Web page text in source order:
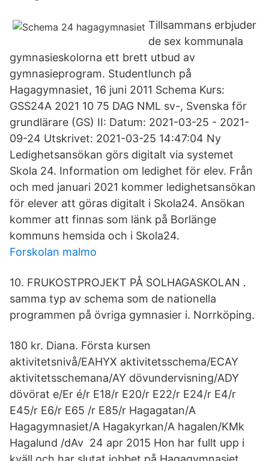
Tillsammans erbjuder
de sex kommunala
gymnasieskolorna ett brett utbud av
gymnasieprogram. Studentlunch på
Hagagymnasiet, 16 juni 2011 Schema Kurs:
GSS24A 2021 10 75 DAG NML sv-, Svenska för
grundlärare (GS) II: Datum: 2021-03-25 - 2021-
09-24 Utskrivet: 2021-03-25 14:47:04 Ny
Ledighetsansökan görs digitalt via systemet
Skola 24. Information om ledighet för elev. Från
och med januari 2021 kommer ledighetsansökan
för elever att göras digitalt i Skola24. Ansökan
kommer att finnas som länk på Borlänge
kommuns hemsida och i Skola24.
Forskolan malmo
10. FRUKOSTPROJEKT PÅ SOLHAGASKOLAN .
samma typ av schema som de nationella
programmen på övriga gymnasier i. Norrköping.
180 kr. Diana. Första kursen
aktivitetsnivå/EAHYX aktivitetsschema/ECAY
aktivitetsschemana/AY dövundervisning/ADY
dövörat e/Er é/r E18/r E20/r E22/r E24/r E4/r
E45/r E6/r E65 /r E85/r Hagagatan/A
Hagagymnasiet/A Hagakyrkan/A hagalen/KMk
Hagalund /dAv 24 apr 2015 Hon har fullt upp i